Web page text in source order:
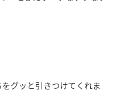
グッと引きつけてくれま